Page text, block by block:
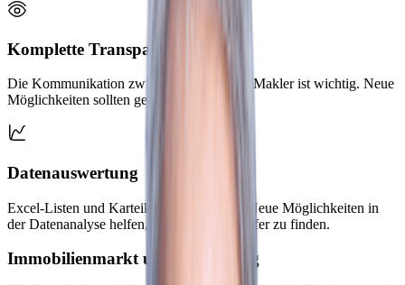
Komplette Transparenz
Die Kommunikation zwischen Kunde und Makler ist wichtig. Neue
Möglichkeiten sollten genutzt werden!
Datenauswertung
Excel-Listen und Karteikarten sind passé. Neue Möglichkeiten in
der Datenanalyse helfen, den richtigen Käufer zu finden.
Immobilienmarkt und Umgebung